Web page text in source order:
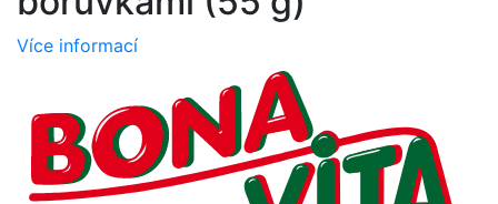
Více informací